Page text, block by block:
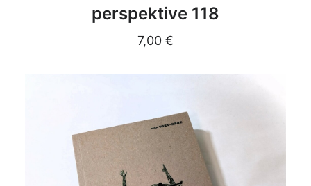
DETAILS
perspektive 118
7,00 €